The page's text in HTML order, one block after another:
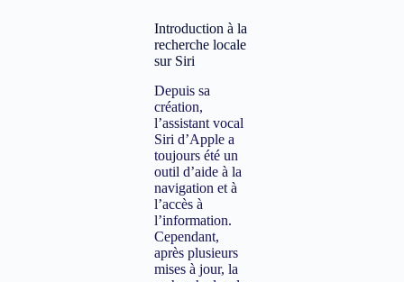
Introduction à la
recherche locale
sur Siri
Depuis sa
création,
l’assistant vocal
Siri d’Apple a
toujours été un
outil d’aide à la
navigation et à
l’accès à
l’information.
Cependant,
après plusieurs
mises à jour, la